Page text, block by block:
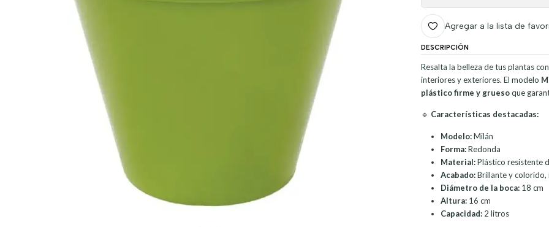
Agregar a la lista de
DESCRIPCIÓN
Resalta la belleza de tus plantas
interiores y exteriores. El modelo
plástico firme y gruesoque
🔹 Características destacadas:
Modelo:Milán
Forma:Redonda
Material:Plástico resistente
Acabado:Brillante y colorido,
Diámetro de la boca:18 cm
Altura:16 cm
Capacidad:2 litros